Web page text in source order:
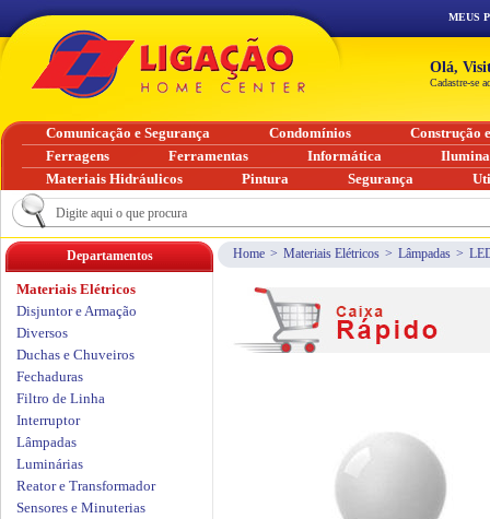
Home > Materiais Elétricos > Lâmpadas >
Departamentos
Materiais Elétricos
Disjuntor e Armação
Diversos
Duchas e Chuveiros
Fechaduras
Filtro de Linha
Interruptor
Lâmpadas
Luminárias
Reator e Transformador
Sensores e Minuterias
MEUS
Olá,
Cadastre-se
Comunicação e Segurança Condomínios
Construção
Ferragens
Ferramentas Informática
Materiais Hidráulicos
Pintura Segurança